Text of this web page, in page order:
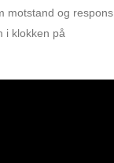
motstand og respons
i klokken på